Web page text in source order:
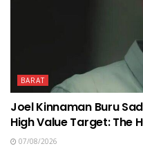
BARAT
Joel Kinnaman Buru
High Value Target: The
07/08/2026